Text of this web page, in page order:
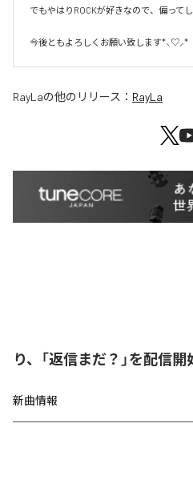
でもやはりROCKが好きなので、偏って
今後ともよろしくお願い致します*⸜♡⸝*
RayLaの他のリリース： RayLa
り、「返信まだ？」を配信開
新曲情報